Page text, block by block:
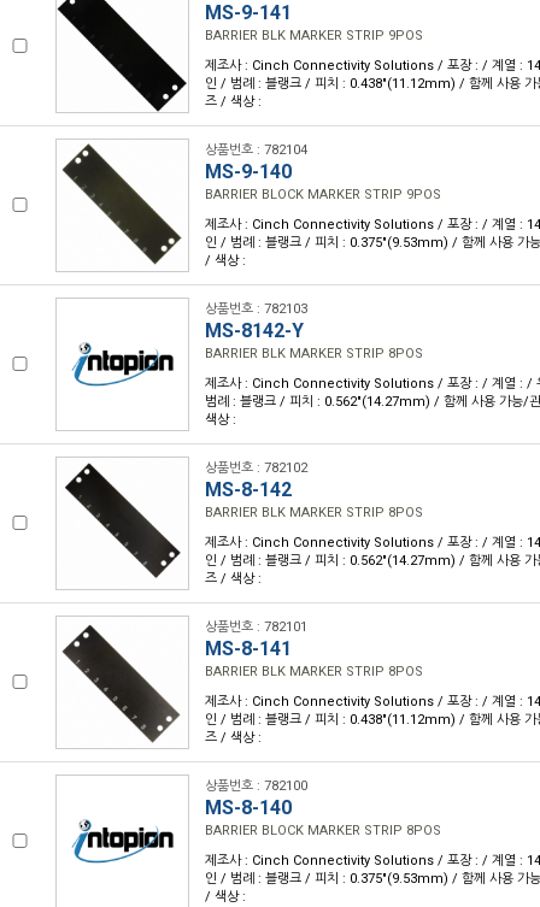
MS-9-141
BARRIER BLK MARKER STRIP 9POS
제조사 : Cinch Connectivity Solutions / 포장 : / 계열 :
인 / 범례 : 블랭크 / 피치 : 0.438"(11.12mm) / 함께 사용 가
즈 / 색상 :
상품번호 : 782104
MS-9-140
BARRIER BLOCK MARKER STRIP 9POS
제조사 : Cinch Connectivity Solutions / 포장 : / 계열 :
인 / 범례 : 블랭크 / 피치 : 0.375"(9.53mm) / 함께 사용 가
/ 색상 :
상품번호 : 782103
MS-8142-Y
BARRIER BLK MARKER STRIP 8POS
제조사 : Cinch Connectivity Solutions / 포장 : / 계열 : /
범례 : 블랭크 / 피치 : 0.562"(14.27mm) / 함께 사용 가능/
색상 :
상품번호 : 782102
MS-8-142
BARRIER BLK MARKER STRIP 8POS
제조사 : Cinch Connectivity Solutions / 포장 : / 계열 :
인 / 범례 : 블랭크 / 피치 : 0.562"(14.27mm) / 함께 사용 가
즈 / 색상 :
상품번호 : 782101
MS-8-141
BARRIER BLK MARKER STRIP 8POS
제조사 : Cinch Connectivity Solutions / 포장 : / 계열 :
인 / 범례 : 블랭크 / 피치 : 0.438"(11.12mm) / 함께 사용 가
즈 / 색상 :
상품번호 : 782100
MS-8-140
BARRIER BLOCK MARKER STRIP 8POS
제조사 : Cinch Connectivity Solutions / 포장 : / 계열 :
인 / 범례 : 블랭크 / 피치 : 0.375"(9.53mm) / 함께 사용 가
/ 색상 :